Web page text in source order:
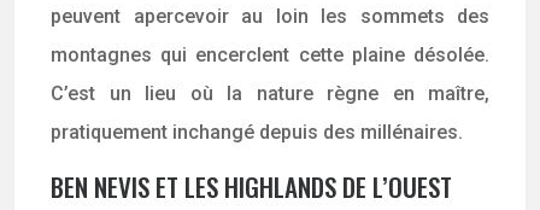
peuvent apercevoir au loin les sommets des
montagnes qui encerclent cette plaine désolée.
C’est un lieu où la nature règne en maître,
pratiquement inchangé depuis des millénaires.
BEN NEVIS ET LES HIGHLANDS DE L’OUEST